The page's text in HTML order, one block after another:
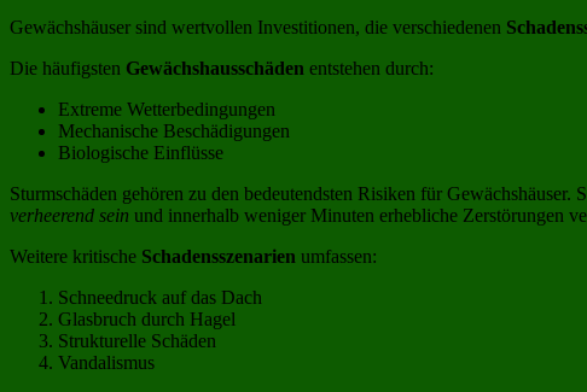
Gewächshäuser sind wertvollen Investitionen, die verschiedenen
Die häufigsten Gewächshausschäden entstehen durch:
Extreme Wetterbedingungen
Mechanische Beschädigungen
Biologische Einflüsse
Sturmschäden gehören zu den bedeutendsten Risiken für
verheerend sein und innerhalb weniger Minuten erhebliche Zerstörungen
Weitere kritische Schadensszenarien umfassen:
Schneedruck auf das Dach
Glasbruch durch Hagel
Strukturelle Schäden
Vandalismus